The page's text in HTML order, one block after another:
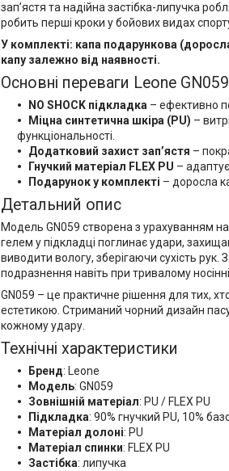
зап’ястя та надійна застібка-липучка
робить перші кроки у бойових видах
У комплекті: капа подарункова
капу залежно від наявності.
Основні переваги Leone GN059
NO SHOCK підкладка – ефективно
Міцна синтетична шкіра (PU) –
функціональності.
Додатковий захист зап’ястя –
Гнучкий матеріал FLEX PU –
Подарунок у комплекті – доросла
Детальний опис
Модель GN059 створена з урахуванням
гелем у підкладці поглинає удари,
виводити вологу, зберігаючи сухість
подразнення навіть при тривалому
GN059 – це практичне рішення для тих,
естетикою. Стриманий чорний дизайн
кожному удару.
Технічні характеристики
Бренд: Leone
Модель: GN059
Зовнішній матеріал: PU / FLEX PU
Підкладка: 90% гнучкий PU, 10%
Матеріал долоні: PU
Матеріал спинки: FLEX PU
Застібка: липучка